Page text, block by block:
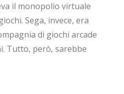
il monopolio virtuale
Sega, invece, era
di giochi arcade
Tutto, però, sarebbe